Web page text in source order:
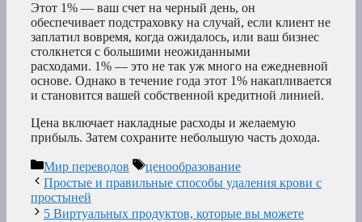
Этот 1% — ваш счет на черный день, он
обеспечивает подстраховку на случай, если клиент не
заплатил вовремя, когда ожидалось, или ваш бизнес
столкнется с большими неожиданными
расходами. 1% — это не так уж много на ежедневной
основе. Однако в течение года этот 1% накапливается
и становится вашей собственной кредитной линией.
Цена включает накладные расходы и желаемую
прибыль. Затем сохраните небольшую часть дохода.
Рубрики
Мир переводов Метки
ценообразование
Простые и правильные способы удаления крови с
простыней
5 Виртуальных продуктов, которые вы можете